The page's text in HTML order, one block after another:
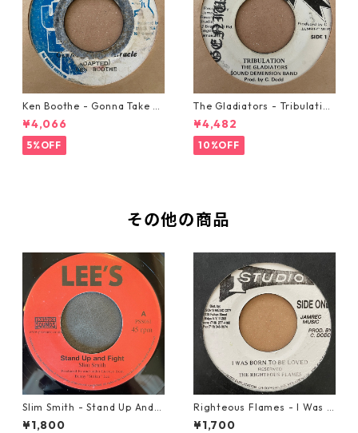
Ken Boothe - Gonna Take A
Miracle【7-21362】
¥4,066
5%OFF
The Gladiators - Tribulation
【7-21365】
¥4,482
10%OFF
その他の商品
Slim Smith - Stand Up And F
ight 【7-21832】
¥1,800
Righteous Flames - I Was B
orn To Be Loved【7-21191】
¥1,700